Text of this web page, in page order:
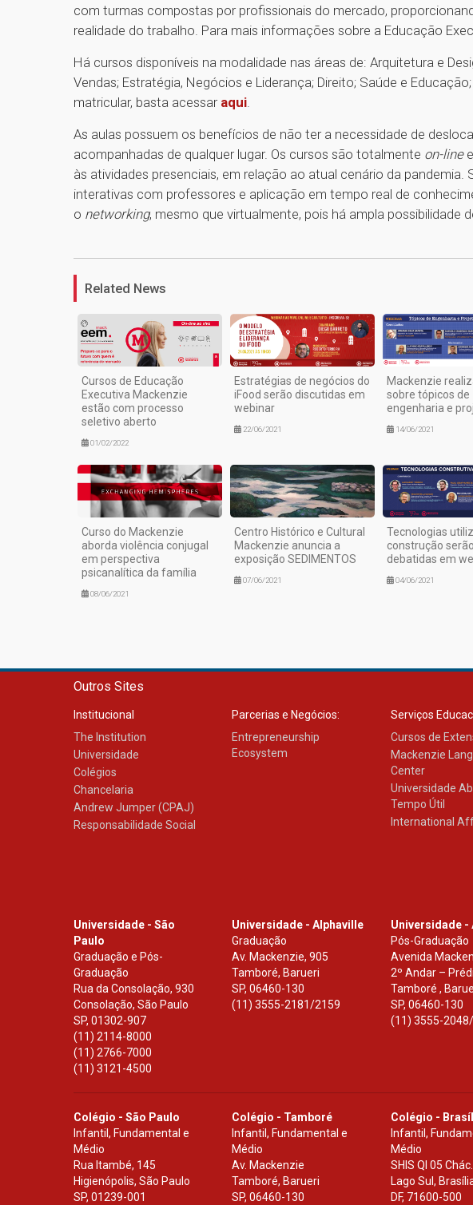
com turmas compostas por profissionais do mercado,
realidade do trabalho. Para mais informações sobre a Educação
Há cursos disponíveis na modalidade nas áreas de: Arquitetura e
Vendas; Estratégia, Negócios e Liderança; Direito; Saúde e
matricular, basta acessar aqui.
As aulas possuem os benefícios de não ter a necessidade de
acompanhadas de qualquer lugar. Os cursos são totalmente on-line
às atividades presenciais, em relação ao atual cenário da
interativas com professores e aplicação em tempo real de
o networking, mesmo que virtualmente, pois há ampla possibilidade
1
Related News
Cursos de Educação
Executiva Mackenzie
estão com processo
seletivo aberto
01/02/2022
Estratégias de negócios do
iFood serão discutidas em
webinar
22/06/2021
Mackenzie
sobre tópicos de
engenharia e
14/06/2021
Curso do Mackenzie
aborda violência conjugal
em perspectiva
psicanalítica da família
08/06/2021
Centro Histórico e Cultural
Mackenzie anuncia a
exposição SEDIMENTOS
07/06/2021
Tecnologias
construção serão
debatidas em
04/06/2021
Outros Sites
Institucional
The Institution
Universidade
Colégios
Chancelaria
Andrew Jumper (CPAJ)
Responsabilidade Social
Parcerias e Negócios:
Entrepreneurship
Ecosystem
Serviços
Cursos de
Mackenzie
Center
Universidade
Tempo Útil
International
Universidade - São
Paulo
Graduação e Pós-
Graduação
Rua da Consolação, 930
Consolação, São Paulo
SP, 01302-907
(11) 2114-8000
(11) 2766-7000
(11) 3121-4500
Universidade - Alphaville
Graduação
Av. Mackenzie, 905
Tamboré, Barueri
SP,06460-130
(11) 3555-2181/2159
Universidade -
Pós-Graduação
Avenida
2º Andar –
Tamboré ,
SP, 06460-130
(11) 3555-2048/
Colégio - São Paulo
Infantil, Fundamental e
Médio
Rua Itambé, 145
Higienópolis, São Paulo
SP, 01239-001
Colégio - Tamboré
Infantil, Fundamental e
Médio
Av. Mackenzie
Tamboré, Barueri
SP,06460-130
Colégio -
Infantil,
Médio
SHIS Ql 05
Lago Sul,
DF, 71600-500